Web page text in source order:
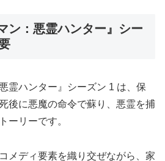
ン：悪霊ハンター』シー
霊ハンター』シーズン 1 は、保
後に悪魔の命令で蘇り、悪霊を捕
ーリーです。
メディ要素を織り交ぜながら、家